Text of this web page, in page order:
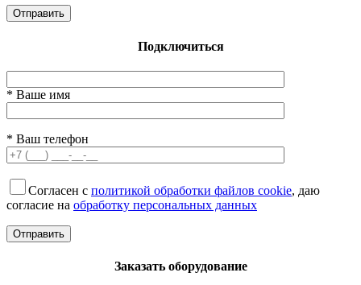
Подключиться
* Ваше имя
* Ваш телефон
Согласен с политикой обработки файлов cookie, даю
согласие на обработку персональных данных
Заказать оборудование